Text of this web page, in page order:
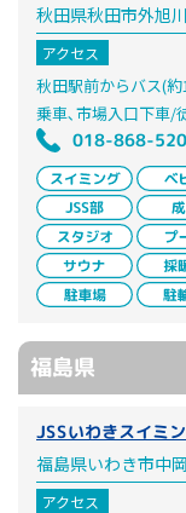
秋田県秋田市外旭
アクセス
秋田駅前からバス(
乗車､市場入口下車/
018-868-
福島県
JSSいわきスイミ
福島県いわき市中
アクセス